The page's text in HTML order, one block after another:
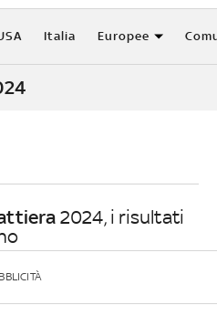
Italia Europee
2024, i risultati